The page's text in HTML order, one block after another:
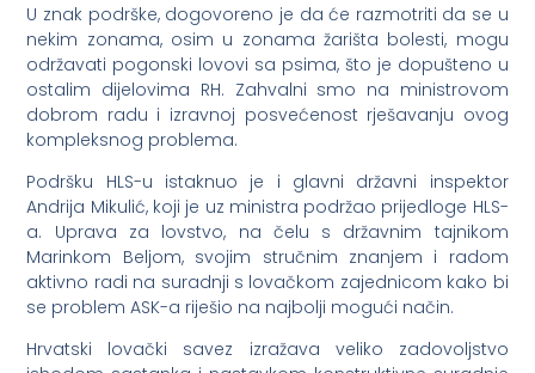
U znak podrške, dogovoreno je da će razmotriti da se u
nekim zonama, osim u zonama žarišta bolesti, mogu
održavati pogonski lovovi sa psima, što je dopušteno u
ostalim dijelovima RH. Zahvalni smo na ministrovom
dobrom radu i izravnoj posvećenost rješavanju ovog
kompleksnog problema.
Podršku HLS-u istaknuo je i glavni državni inspektor
Andrija Mikulić, koji je uz ministra podržao prijedloge HLS-
a. Uprava za lovstvo, na čelu s državnim tajnikom
Marinkom Beljom, svojim stručnim znanjem i radom
aktivno radi na suradnji s lovačkom zajednicom kako bi
se problem ASK-a riješio na najbolji mogući način.
Hrvatski lovački savez izražava veliko zadovoljstvo